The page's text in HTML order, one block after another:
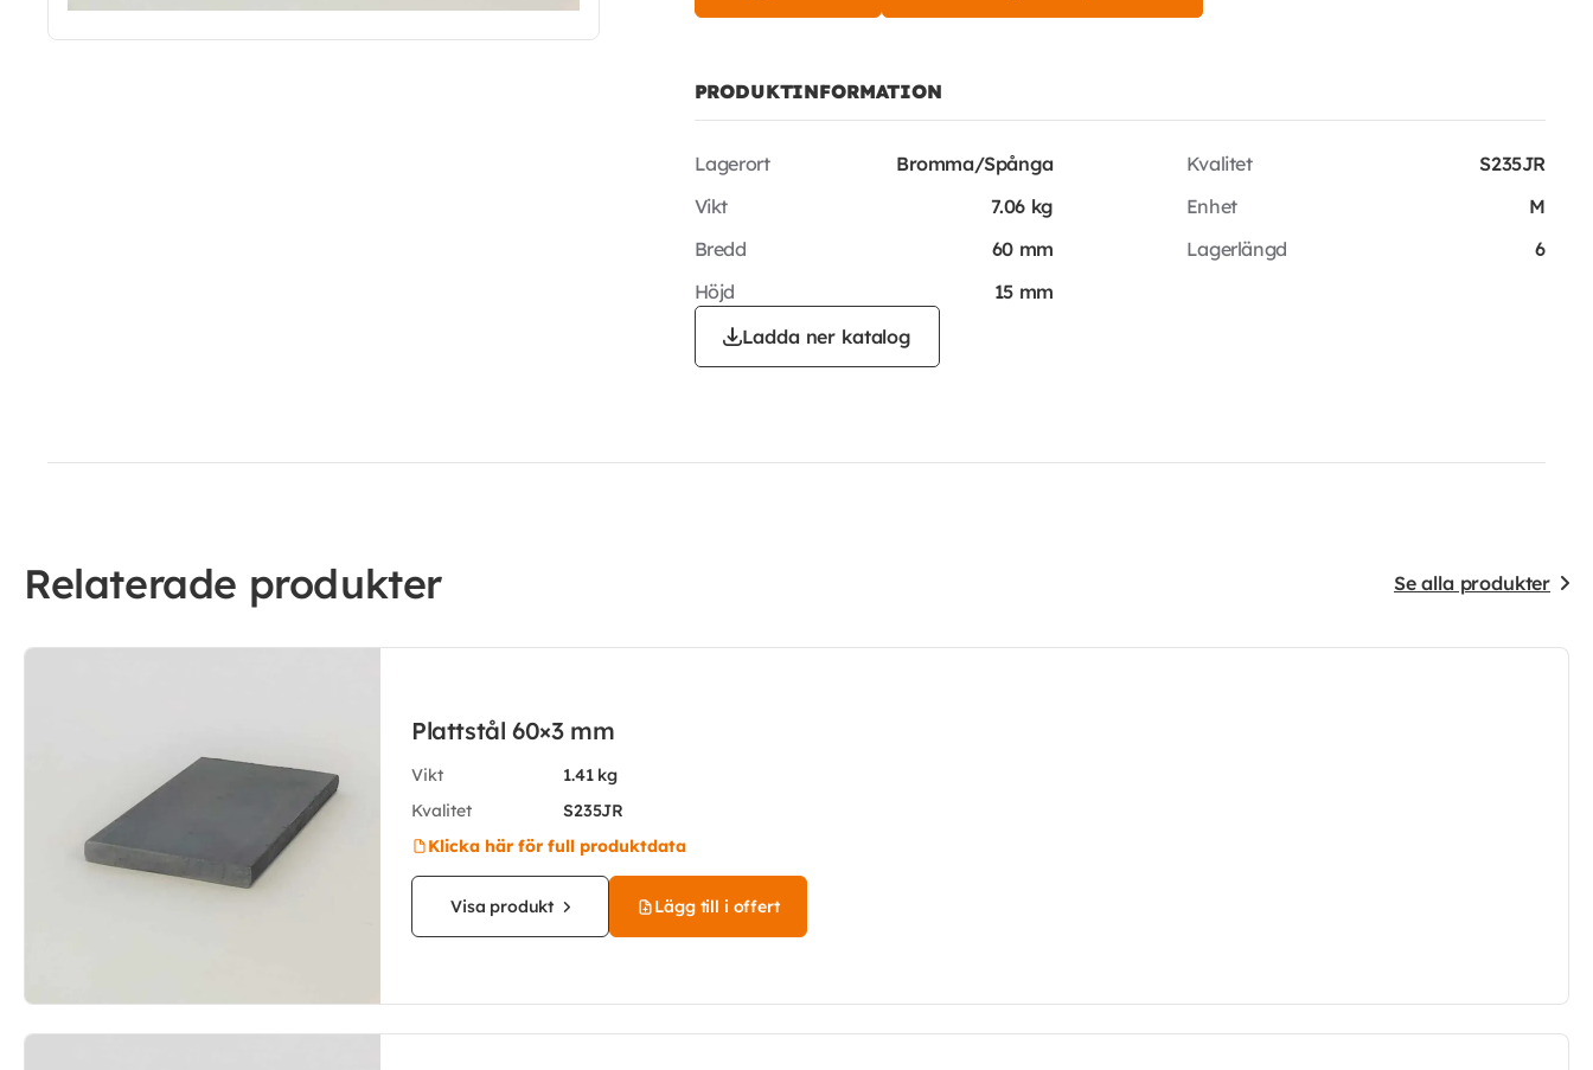
PRODUKTINFORMATION
Lagerort
Bromma/Spånga
Vikt
7.06 kg
Bredd
60 mm
Höjd
15 mm
Kvalitet
S235JR
Enhet
M
Lagerlängd
6
Ladda ner katalog
Relaterade produkter Se alla produkter
Plattstål 60×3 mm
Vikt
1.41 kg
Kvalitet
S235JR
Klicka här för full produktdata
Visa produkt Lägg till i offert